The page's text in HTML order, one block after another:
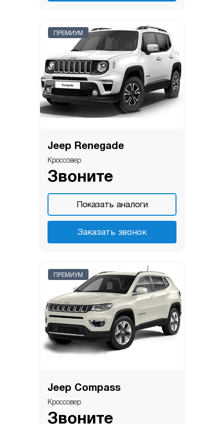
ПРЕМИУМ
Jeep Renegade
Кроссовер
Звоните
Показать аналоги
Заказать звонок
ПРЕМИУМ
Jeep Compass
Кроссовер
Звоните